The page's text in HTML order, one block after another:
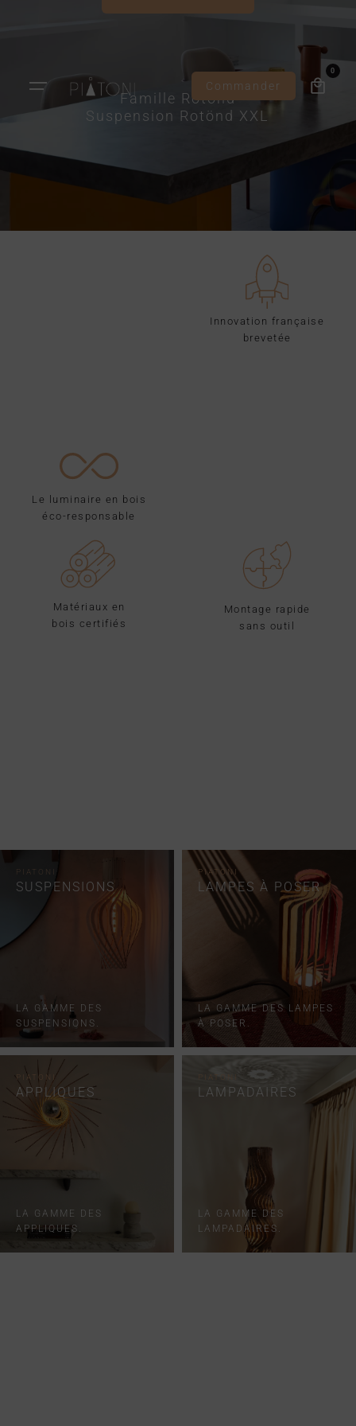
Commander
0
Famille Rotönd
Suspension Rotönd XXL
Le luminaire en bois
éco-responsable
Innovation française
brevetée
Matériaux en
bois certifiés
Montage rapide
sans outil
PIATONI
SUSPENSIONS
LA GAMME DES
SUSPENSIONS.
PIATONI
LAMPES À POSER
LA GAMME DES LAMPES
À POSER.
PIATONI
APPLIQUES
LA GAMME DES
APPLIQUES.
LAMPADAIRES
LA GAMME DES
LAMPADAIRES.